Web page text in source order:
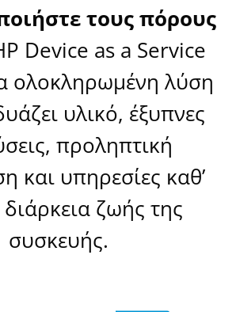
τους πόρους
Device as a Service
ολοκληρωμένη λύση
υλικό, έξυπνες
προληπτική
και υπηρεσίες καθ’
ζωής της
συσκευής.